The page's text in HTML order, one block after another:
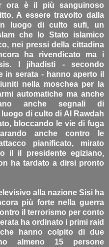
ora è il più sanguinoso
A essere travolto dalla
luogo di culto sufi, un
che lo Stato islamico
nei pressi della cittadina
ha rivendicato ma i
I jihadisti - secondo
in serata - hanno aperto il
nella moschea per la
automatiche ma anche
anche segnali di
di culto di Al Rawdah
bloccando le vie di fuga
anche contro le
pianificato, mirato
il il presidente egiziano,
ha tardato a dirsi pronto
alla nazione Sisi ha
più forte nella guerra
il terrorismo per conto
ha ordinato i primi raid
hanno colpito di due
almeno 15 persone